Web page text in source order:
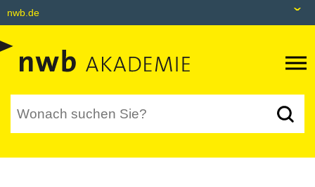
nwb.de
Datenbank
Akademie